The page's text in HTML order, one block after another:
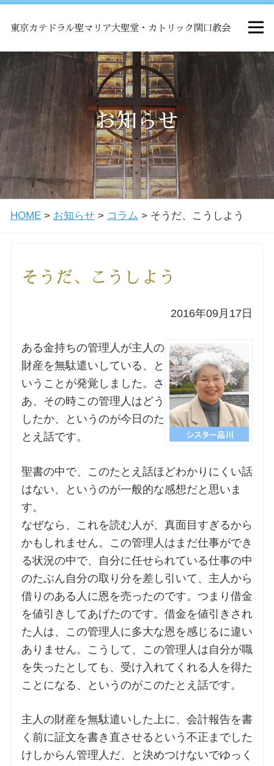
東京カテドラル聖マリア大聖堂・カトリック関口教会
HOME
ミサ
お知らせ
関口教会について
教会学校・中高生会
小池神父の講座
森田神父の講座
シスター中島の講座
教区カテキスタの講座
三田助祭の講座
オルガンメディテーション
お問合せ
交通・アクセス
ご利用にあたって
お知らせ
HOME> お知らせ> コラム > そうだ、こうしよう
そうだ、こうしよう
2016年09月17日
ある金持ちの管理人が主人の
財産を無駄遣いしている、と
いうことが発覚しました。さ
あ、その時この管理人はどう
したか、というのが今日のた
とえ話です。
聖書の中で、このたとえ話ほどわかりにくい話
はない、というのが一般的な感想だと思いま
す。
なぜなら、これを読む人が、真面目すぎるから
かもしれません。この管理人はまだ仕事ができ
る状況の中で、自分に任せられている仕事の中
のたぶん自分の取り分を差し引いて、主人から
借りのある人に恩を売ったのです。つまり借金
を値引きしてあげたのです。借金を値引きされ
た人は、この管理人に多大な恩を感じるに違い
ありません。こうして、この管理人は自分が職
を失ったとしても、受け入れてくれる人を得た
ことになる、というのがこのたとえ話です。
主人の財産を無駄遣いした上に、会計報告を書
く前に証文を書き直させるという不正までした
けしからん管理人だ、と決めつけないでゆっく